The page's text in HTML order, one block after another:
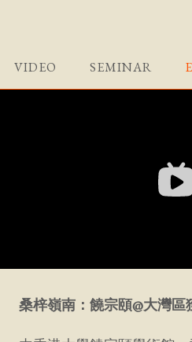
VIDEO SEMINAR
桑梓嶺南：饒宗頤@大灣區